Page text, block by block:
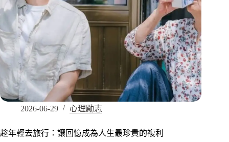
2026-06-29 心理勵志
趁年輕去旅行：讓回憶成為人生最珍貴的複利